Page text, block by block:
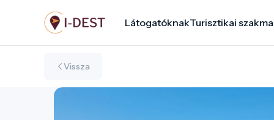
tartalomra
LátogatóknakTurisztikai
Vissza